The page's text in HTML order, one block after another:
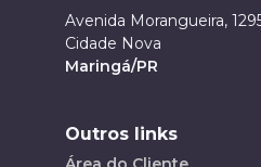
Avenida Morangueira,
Cidade Nova
Maringá/PR
Outros links